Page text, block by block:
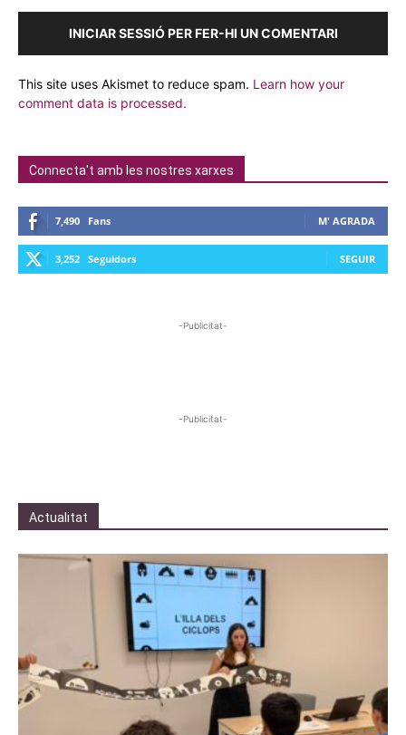
INICIAR SESSIÓ PER FER-HI UN COMENTARI
This site uses Akismet to reduce spam. Learn how your
comment data is processed.
Connecta't amb les nostres xarxes
7,490 Fans M' AGRADA
3,252 Seguidors SEGUIR
-Publicitat-
-Publicitat-
Actualitat